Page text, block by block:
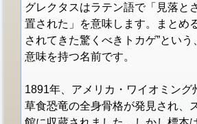
グレクタスはラテン語で「見落と
置された」を意味します。まとめ
されてきた驚くべきトカゲ”とい
意味を持つ名前です。
1891年、アメリカ・ワイオミング
草食恐竜の全身骨格が発見され、